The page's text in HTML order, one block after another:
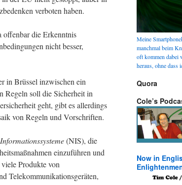
verboten haben.
offenbar die Erkenntnis
nicht besser,
in Brüssel inzwischen ein
Regeln soll die Sicherheit in
geht, gibt es allerdings
von Regeln und Vorschriften.
(NIS), die
einzuführen und
Produkte von
Telekommunikationsgeräten,
Meine
manchmal beim
oft kommen dabei
heraus, ohne dass
Quora
Cole’s
Now in